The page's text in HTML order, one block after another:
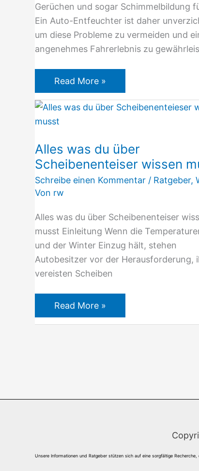
Gerüchen und sogar Schimmelbildung
Ein Auto-Entfeuchter ist daher
um diese Probleme zu vermeiden und
angenehmes Fahrerlebnis zu
Read More »
Alles was du über
Scheibenenteiser wissen
Schreibe einen Kommentar / Ratgeber,
Von rw
Alles was du über Scheibenenteiser
musst Einleitung Wenn die
und der Winter Einzug hält, stehen
Autobesitzer vor der Herausforderung,
vereisten Scheiben
Alles
was
über
Scheibenenteiser
wissen
musst
Read More »
Unsere Informationen und Ratgeber stützen sich auf eine sorgfältige